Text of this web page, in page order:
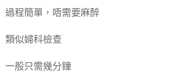
過程簡單，唔需要麻醉
類似婦科檢查
一般只需幾分鐘